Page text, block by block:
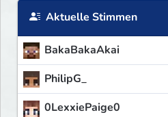
Aktuelle Stimmen
BakaBakaAkai
PhilipG_
0LexxiePaige0